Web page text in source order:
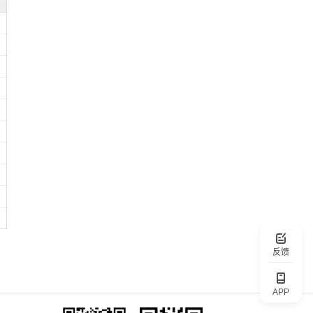
反馈
APP